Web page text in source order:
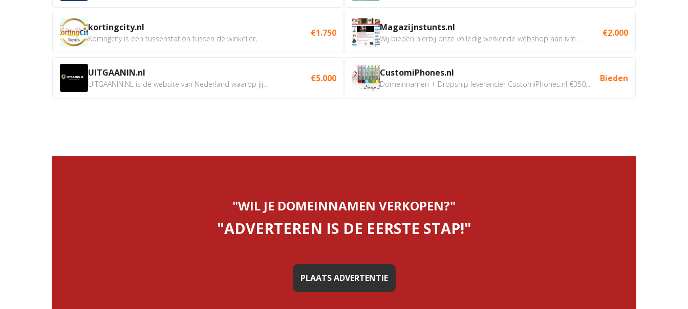
kortingcity.nl
Kortingcity is een tussenstation tussen de winkelier,...
€1.750
UITGAANIN.nl
UITGAANIN.NL is dé website van Nederland waarop jij...
€5.000
Magazijnstunts.nl
Wij bieden hierbij onze volledig werkende webshop aan ivm...
€2.000
CustomiPhones.nl
Domeinnamen + Dropship leverancier CustomiPhones.nl €350...
Bieden
"WIL JE DOMEINNAMEN VERKOPEN?"
"ADVERTEREN IS DE EERSTE STAP!"
PLAATS ADVERTENTIE